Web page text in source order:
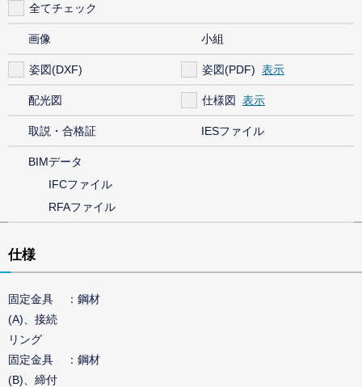
全てチェック
画像 小組
姿図(DXF) 姿図(PDF)
配光図 仕様図
取説・合格証 IESファイル
BIMデータ
IFCファイル
RFAファイル
仕様
固定金具
(A)、接続
リング
鋼材
固定金具
(B)、締付
鋼材